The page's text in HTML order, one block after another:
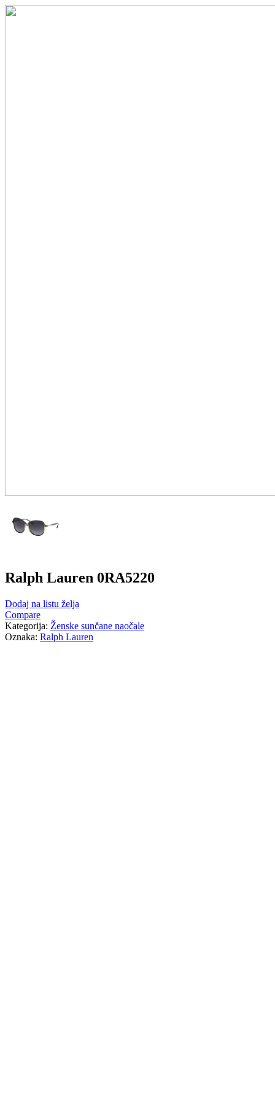
Ralph Lauren 0RA5220
Dodaj na listu želja
Compare
Kategorija: Ženske sunčane naočale
Oznaka: Ralph Lauren